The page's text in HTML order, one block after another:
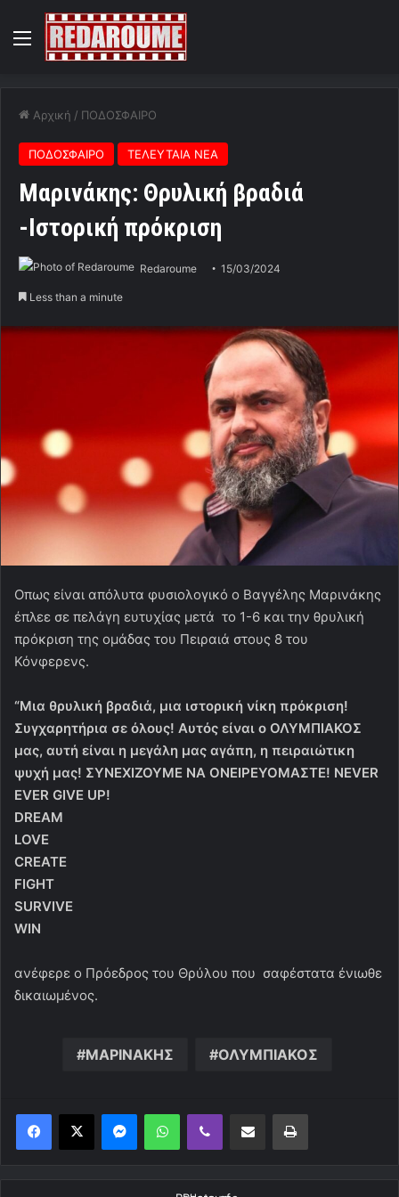
Menu
Αρχική / ΠΟΔΟΣΦΑΙΡΟ
ΠΟΔΟΣΦΑΙΡΟ ΤΕΛΕΥΤΑΙΑ ΝΕΑ
Mαρινάκης: Θρυλική βραδιά
-Ιστορική πρόκριση
Redaroume 15/03/2024
Less than a minute
Οπως είναι απόλυτα φυσιολογικό ο Βαγγέλης Μαρινάκης
έπλεε σε πελάγη ευτυχίας μετά το 1-6 και την θρυλική
πρόκριση της ομάδας του Πειραιά στους 8 του
Κόνφερενς.
“Μια θρυλική βραδιά, μια ιστορική νίκη πρόκριση!
Συγχαρητήρια σε όλους! Αυτός είναι ο ΟΛΥΜΠΙΑΚΟΣ
μας, αυτή είναι η μεγάλη μας αγάπη, η πειραιώτικη
ψυχή μας! ΣΥΝΕΧΙΖΟΥΜΕ ΝΑ ΟΝΕΙΡΕΥΟΜΑΣΤΕ! NEVER
EVER GIVE UP!
DREAM
LOVE
CREATE
FIGHT
SURVIVE
WIN
ανέφερε ο Πρόεδρος του Θρύλου που σαφέστατα ένιωθε
δικαιωμένος.
ΜΑΡΙΝΑΚΗΣ ΟΛΥΜΠΙΑΚΟΣ
MessengerWhatsAppViber Κοινοποίηση μέσω ηλεκτρονικού ταχυδρομείουΕκτύπωση